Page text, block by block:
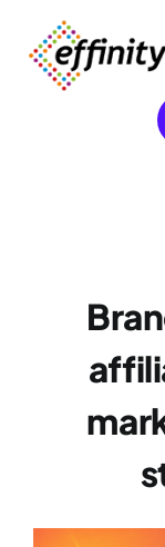
contenu
Effinity